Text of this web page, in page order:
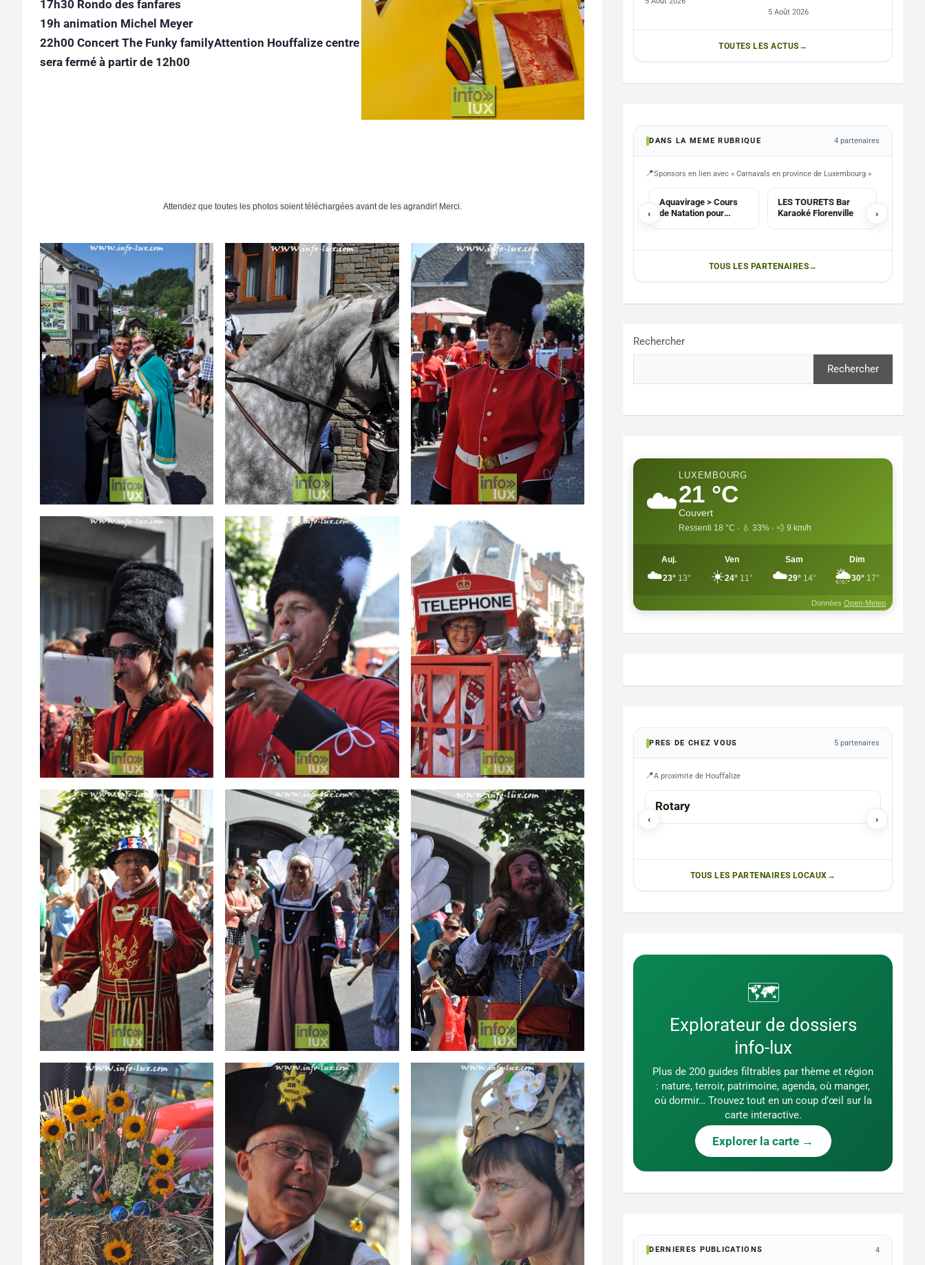
17h30 Rondo des fanfares
19h animation Michel Meyer
22h00 Concert The Funky familyAttention Houffalize centre
sera fermé à partir de 12h00
Attendez que toutes les photos soient téléchargées avant de les agrandir! Merci.
5 Août 2026
TOUTES LES ACTUS
DANS LA MEME RUBRIQUE 4 partenaires
Sponsors en lien avec « Carnavals en province de Luxembourg »
‹ ›
ASBL
Aquavirage > Cours
de Natation pour
LES TOURETS Bar
Karaoké Florenville
TOUS LES PARTENAIRES
Rechercher
Rechercher
☁️
LUXEMBOURG
21 °C
Couvert
Ressenti 18 °C · 💧 33% · 💨 9 km/h
Auj.
☁️23° 13°
Ven
☀️24° 11°
Sam
☁️29° 14°
Dim
🌦️30° 17°
Données Open-Meteo
PRES DE CHEZ VOUS 5 partenaires
A proximite de Houffalize
‹ ›
ARLON
Rotary
TOUS LES PARTENAIRES LOCAUX
🗺️
Explorateur de dossiers
info-lux
Plus de 200 guides filtrables par thème et région
: nature, terroir, patrimoine, agenda, où manger,
où dormir… Trouvez tout en un coup d’œil sur la
carte interactive.
Explorer la carte →
DERNIERES PUBLICATIONS 4